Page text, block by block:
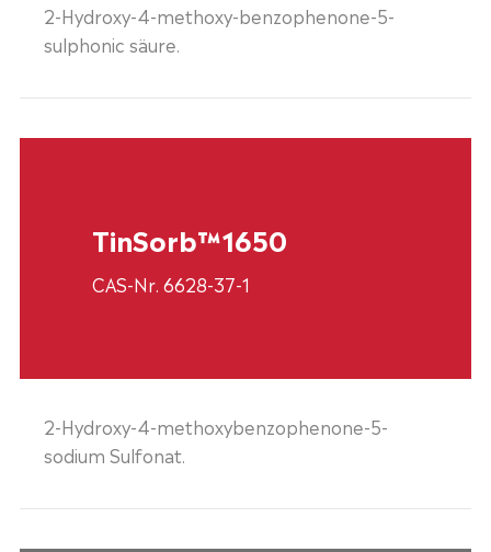
2-Hydroxy-4-methoxy-benzophenone-5-
sulphonic säure.
TinSorb™1650
CAS-Nr. 6628-37-1
2-Hydroxy-4-methoxybenzophenone-5-
sodium Sulfonat.